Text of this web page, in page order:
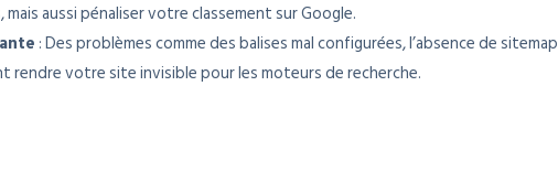
aussi pénaliser votre classement sur Google.
: Des problèmes comme des balises mal configurées, l’absence de sitemap
rendre votre site invisible pour les moteurs de recherche.